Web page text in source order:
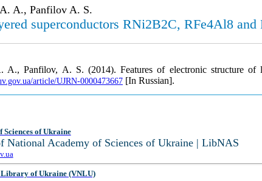
A., Panfilov A. S.
superconductors RNi2B2C, RFe4Al8 and
Panfilov, A. S. (2014). Features of electronic structure of
article/UJRN-0000473667[In Russian].
Sciences of Ukraine
National Academy of Sciences of Ukraine | LibNAS
of Ukraine (VNLU)